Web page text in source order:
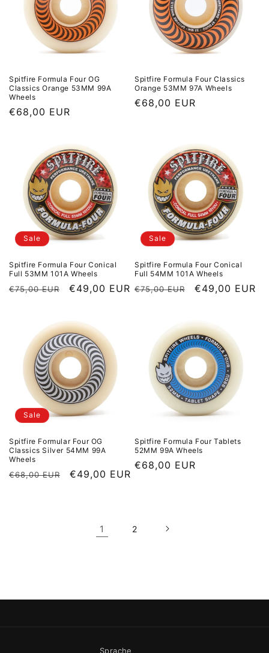
Spitfire Formula Four OG
Classics Orange 53MM 99A
Wheels
Normaler Preis
€68,00 EUR
Spitfire Formula Four Classics
Orange 53MM 97A Wheels
Normaler Preis
€68,00 EUR
Sale
Spitfire Formula Four Conical
Full 53MM 101A Wheels
Normaler Preis
€75,00 EUR Sale Preis
€49,00 EUR
Sale
Spitfire Formula Four Conical
Full 54MM 101A Wheels
Normaler Preis
€75,00 EUR Sale Preis
€49,00 EUR
Sale
Spitfire Formular Four OG
Classics Silver 54MM 99A
Wheels
Normaler Preis
€68,00 EUR Sale Preis
€49,00 EUR
Spitfire Formula Four Tablets
52MM 99A Wheels
Normaler Preis
€68,00 EUR
1 2
Sprache